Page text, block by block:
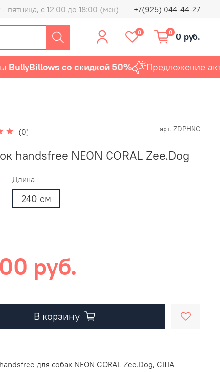
пятница, с 12:00 до 18:00 (мск) +7(925) 044-44-27
0 0 0 руб.
со скидкой 50% Предложение
(0) арт. ZDPHNC
handsfree NEON CORAL Zee.Dog
Длина
240 см
руб.
В корзину
для собак NEON CORAL Zee.Dog, США